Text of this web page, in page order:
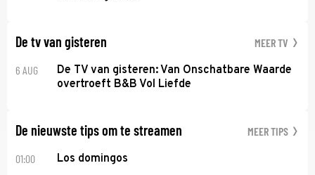
De tv van gisteren MEER TV
6 AUG
De TV van gisteren: Van Onschatbare Waarde
overtroeft B&B Vol Liefde
De nieuwste tips om te streamen MEER TIPS
01:00 Los domingos